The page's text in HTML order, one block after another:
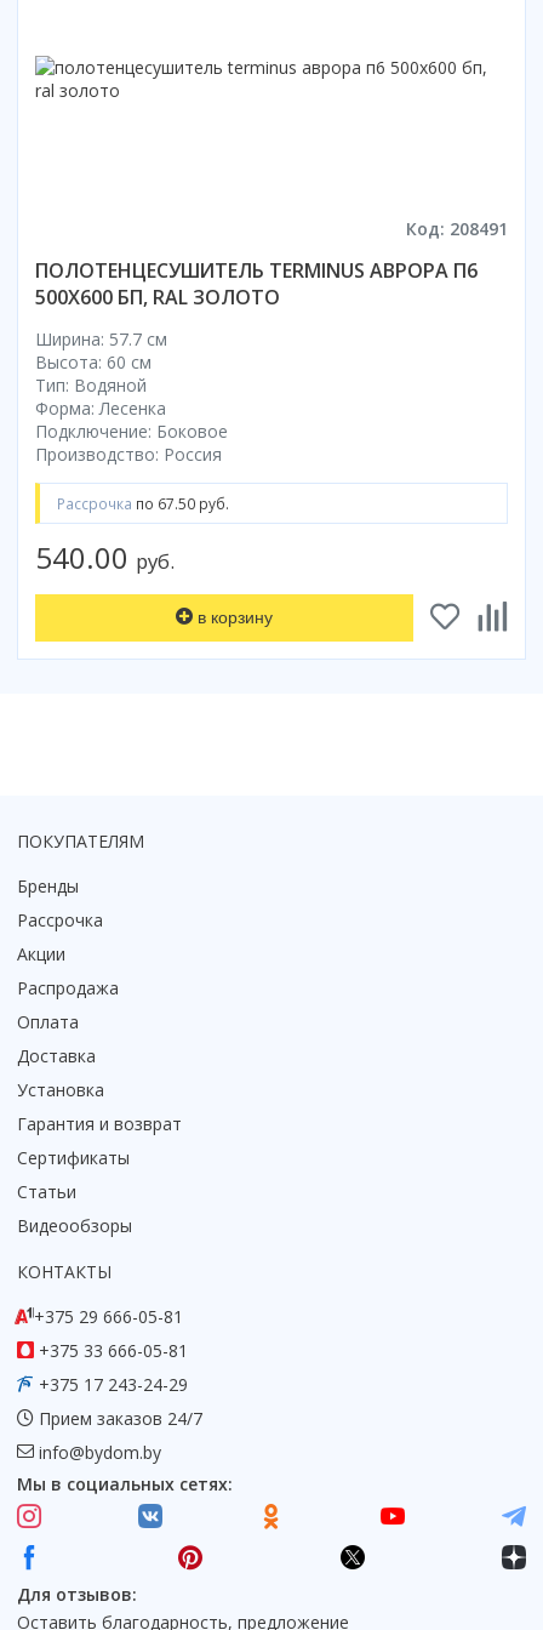
Способ открывания
С раздвижной дверью
Высокие
Низкие
200 см
До 200 см
Смотреть все
Комплектующие
Сифоны
Ролики
Коврик для душевой кабины
Смотреть все
Код: 208491
ПОЛОТЕНЦЕСУШИТЕЛЬ TERMINUS АВРОРА П6
500Х600 БП, RAL ЗОЛОТО
Ширина: 57.7 см
Высота: 60 см
Тип: Водяной
Форма: Лесенка
Подключение: Боковое
Производство: Россия
Рассрочка по 67.50 руб.
540.00 руб.
в корзину
ПОКУПАТЕЛЯМ
Бренды
Рассрочка
Акции
Распродажа
Оплата
Доставка
Установка
Гарантия и возврат
Сертификаты
Статьи
Видеообзоры
КОНТАКТЫ
+375 29 666-05-81
+375 33 666-05-81
+375 17 243-24-29
Прием заказов 24/7
info@bydom.by
Мы в социальных сетях:
Для отзывов:
Оставить благодарность, предложение